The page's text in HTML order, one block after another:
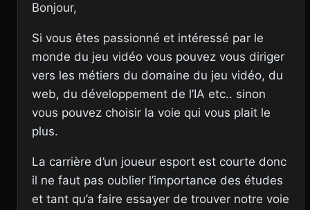
Bonjour,
Si vous êtes passionné et intéressé par le
monde du jeu vidéo vous pouvez vous diriger
vers les métiers du domaine du jeu vidéo, du
web, du développement de l’IA etc.. sinon
vous pouvez choisir la voie qui vous plait le
plus.
La carrière d’un joueur esport est courte donc
il ne faut pas oublier l’importance des études
et tant qu’a faire essayer de trouver notre voie